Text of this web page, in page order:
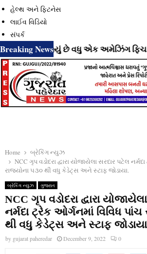
હેલ્થ અને ફિટનેસ
લાઈવ વિડિયો
સંપર્ક
Breaking News
રહ્યું છે વધુ એક અમેઝિંગ ફિચર્સ!
Home
બ્રેકિંગ ન્યુઝ
NCC ગૃપ વડોદરા દ્વારા યોજાયેલા સરદાર પટેલ
રાજ્યોના ૫૩૦ થી વધુ કેડેટ્સ અને સ્ટાફ જોડાયા.
બ્રેકિંગ ન્યુઝ ગુજરાત
NCC ગૃપ વડોદરા દ્વારા
નર્મદા ટ્રેક ઓર્ગનમાં વિવિધ
થી વધુ કેડેટ્સ અને સ્ટાફ
by gujarat paheredar December 9, 2022 0